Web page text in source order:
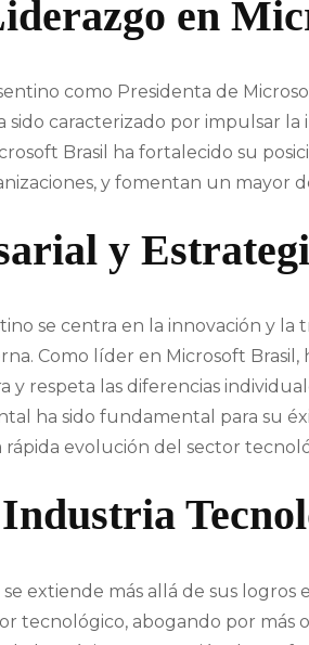
en
como Presidenta de
sido caracterizado por impulsar
Brasil ha fortalecido su
y fomentan un mayor
y
se centra en la innovación y
Como líder en Microsoft
y respeta las diferencias
ha sido fundamental para su
rápida evolución del sector
extiende más allá de sus
tecnológico, abogando por más